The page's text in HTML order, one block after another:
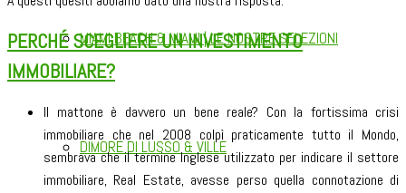
MIAMI BEACH & MIAMI | LE NOSTRE SELEZIONI
DIMORE DI LUSSO & VILLE
PERCHÉ SCEGLIERE UN INVESTIMENTO
IMMOBILIARE?
Il mattone è davvero un bene reale? Con la fortissima crisi
immobiliare che nel 2008 colpì praticamente tutto il Mondo,
sembrava che il termine Inglese utilizzato per indicare il settore
immobiliare, Real Estate, avesse perso quella connotazione di